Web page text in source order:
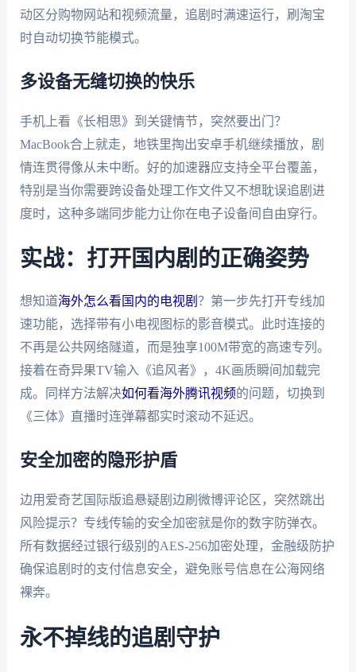
动区分购物网站和视频流量，追剧时满速运行，刷淘宝
时自动切换节能模式。
多设备无缝切换的快乐
手机上看《长相思》到关键情节，突然要出门？
MacBook合上就走，地铁里掏出安卓手机继续播放，剧
情连贯得像从未中断。好的加速器应支持全平台覆盖，
特别是当你需要跨设备处理工作文件又不想耽误追剧进
度时，这种多端同步能力让你在电子设备间自由穿行。
实战：打开国内剧的正确姿势
想知道海外怎么看国内的电视剧 ？第一步先打开专线加
速功能，选择带有小电视图标的影音模式。此时连接的
不再是公共网络隧道，而是独享100M带宽的高速专列。
接着在奇异果TV输入《追风者》，4K画质瞬间加载完
成。同样方法解决如何看海外腾讯视频的问题，切换到
《三体》直播时连弹幕都实时滚动不延迟。
安全加密的隐形护盾
边用爱奇艺国际版追悬疑剧边刷微博评论区，突然跳出
风险提示？专线传输的安全加密就是你的数字防弹衣。
所有数据经过银行级别的AES-256加密处理，金融级防护
确保追剧时的支付信息安全，避免账号信息在公海网络
裸奔。
永不掉线的追剧守护